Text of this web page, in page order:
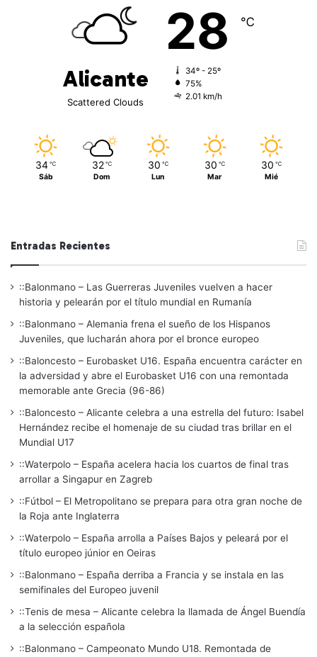
Alicante
Scattered Clouds
28 ℃
34º - 25º
75%
2.01 km/h
34 ℃
Sáb
32 ℃
Dom
30 ℃
Lun
30 ℃
Mar
30 ℃
Mié
Entradas Recientes
::Balonmano – Las Guerreras Juveniles vuelven a hacer
historia y pelearán por el título mundial en Rumanía
::Balonmano – Alemania frena el sueño de los Hispanos
Juveniles, que lucharán ahora por el bronce europeo
::Baloncesto – Eurobasket U16. España encuentra carácter en
la adversidad y abre el Eurobasket U16 con una remontada
memorable ante Grecia (96-86)
::Baloncesto – Alicante celebra a una estrella del futuro: Isabel
Hernández recibe el homenaje de su ciudad tras brillar en el
Mundial U17
::Waterpolo – España acelera hacia los cuartos de final tras
arrollar a Singapur en Zagreb
::Fútbol – El Metropolitano se prepara para otra gran noche de
la Roja ante Inglaterra
::Waterpolo – España arrolla a Países Bajos y peleará por el
título europeo júnior en Oeiras
::Balonmano – España derriba a Francia y se instala en las
semifinales del Europeo juvenil
::Tenis de mesa – Alicante celebra la llamada de Ángel Buendía
a la selección española
::Balonmano – Campeonato Mundo U18. Remontada de